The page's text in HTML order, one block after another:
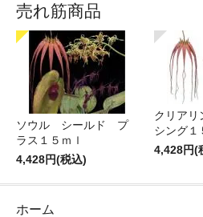
売れ筋商品
ソウル シールド プ
ラス１５ｍｌ
4,428円(税込)
クリアリ
シング１
4,428円(
ホーム